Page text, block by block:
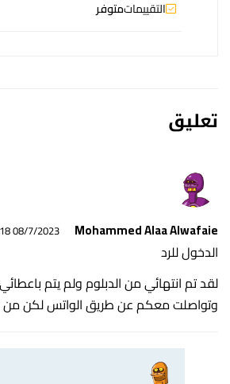
التقييماتمتوفر
تعليق
Mohammed Alaa Alwafaie 08/7/2023 8:18 م
الدخول للرد
لقد تم انتهائي من الدبلوم ولم يتم
وتواصلت معكم عن طريق الواتس لكن من